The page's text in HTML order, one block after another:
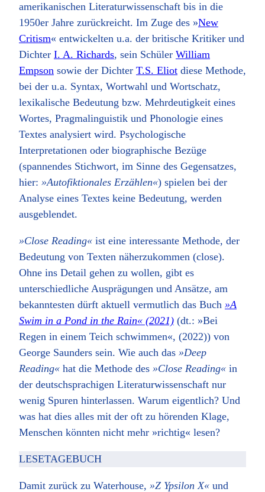
amerikanischen Literaturwissenschaft bis in die
1950er Jahre zurückreicht. Im Zuge des »New
Critism« entwickelten u.a. der britische Kritiker und
Dichter I. A. Richards, sein Schüler William
Empson sowie der Dichter T.S. Eliot diese Methode,
bei der u.a. Syntax, Wortwahl und Wortschatz,
lexikalische Bedeutung bzw. Mehrdeutigkeit eines
Wortes, Pragmalinguistik und Phonologie eines
Textes analysiert wird. Psychologische
Interpretationen oder biographische Bezüge
(spannendes Stichwort, im Sinne des Gegensatzes,
hier: »Autofiktionales Erzählen«) spielen bei der
Analyse eines Textes keine Bedeutung, werden
ausgeblendet.
»Close Reading« ist eine interessante Methode, der
Bedeutung von Texten näherzukommen (close).
Ohne ins Detail gehen zu wollen, gibt es
unterschiedliche Ausprägungen und Ansätze, am
bekanntesten dürft aktuell vermutlich das Buch »A
Swim in a Pond in the Rain« (2021) (dt.: »Bei
Regen in einem Teich schwimmen«, (2022)) von
George Saunders sein. Wie auch das »Deep
Reading« hat die Methode des »Close Reading« in
der deutschsprachigen Literaturwissenschaft nur
wenig Spuren hinterlassen. Warum eigentlich? Und
was hat dies alles mit der oft zu hörenden Klage,
Menschen könnten nicht mehr »richtig« lesen?
LESETAGEBUCH
Damit zurück zu Waterhouse, »Z Ypsilon X« und